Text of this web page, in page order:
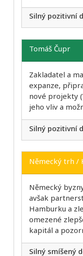
Silný pozitivní
Tomáš Čupr
Zakladatel a
expanze,
nové projekty
jeho vliv a
Silný pozitivní
Německý trh /
Německý
avšak
Hamburku a
omezené
kapitál a
Silný smíšený